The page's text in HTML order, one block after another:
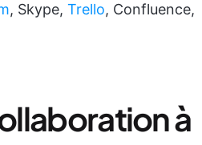
, Skype, Trello, Confluence,
à